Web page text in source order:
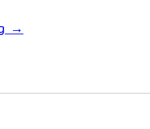
พิมพ์
ระบบ
→